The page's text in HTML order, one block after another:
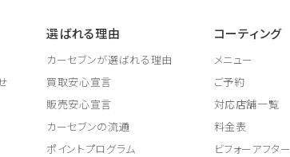
選ばれる理由
カーセブンが選ばれる理由
買取安心宣言
販売安心宣言
カーセブンの流通
ポイントプログラム
コーティング
メニュー
ご予約
対応店舗一覧
料金表
ビフォーアフター